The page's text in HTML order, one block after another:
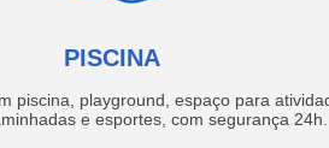
PISCINA
piscina, playground, espaço para
e esportes, com segurança 24h.